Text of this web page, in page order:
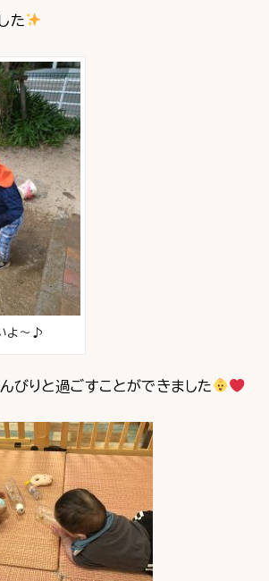
た
よ～♪
びりと過ごすことができました